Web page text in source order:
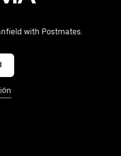
with Postmates.